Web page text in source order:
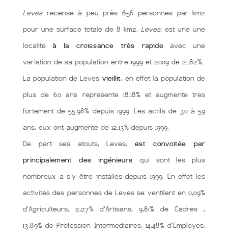
Levesrecense à peu près 656 personnes par km2
pour une surface totale de 8 km2. Leves, est une une
localitéà la croissance très rapideavec une
variation de sa population entre 1999 et 2009 de 21.82%.
La population de Leves vieillit, en effet la population de
plus de 60 ans représente 18.18% et augmente très
fortement de 55.98% depuis 1999. Les actifs de 30 à 59
ans, eux ont augmenté de 12.13% depuis 1999.
De part ses atouts, Leves, est convoitée par
principalement des ingénieurs qui sont les plus
nombreux à s'y être installés depuis 1999. En effet les
activités des personnes de Leves se ventilent en 0,09%
d'Agriculteurs, 2,27% d'Artisans, 9,81% de Cadres ,
13,89% de Profession Intermédiaires, 14,48% d'Employés,